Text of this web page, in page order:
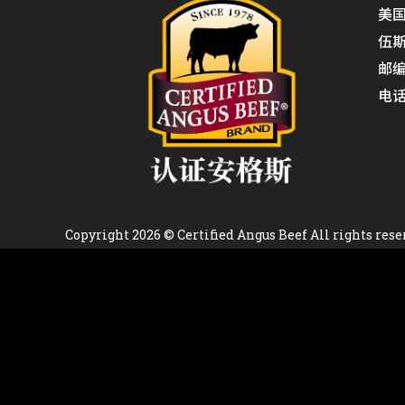
美
伍
邮
电
Copyright 2026 © Certified Angus Beef All rights